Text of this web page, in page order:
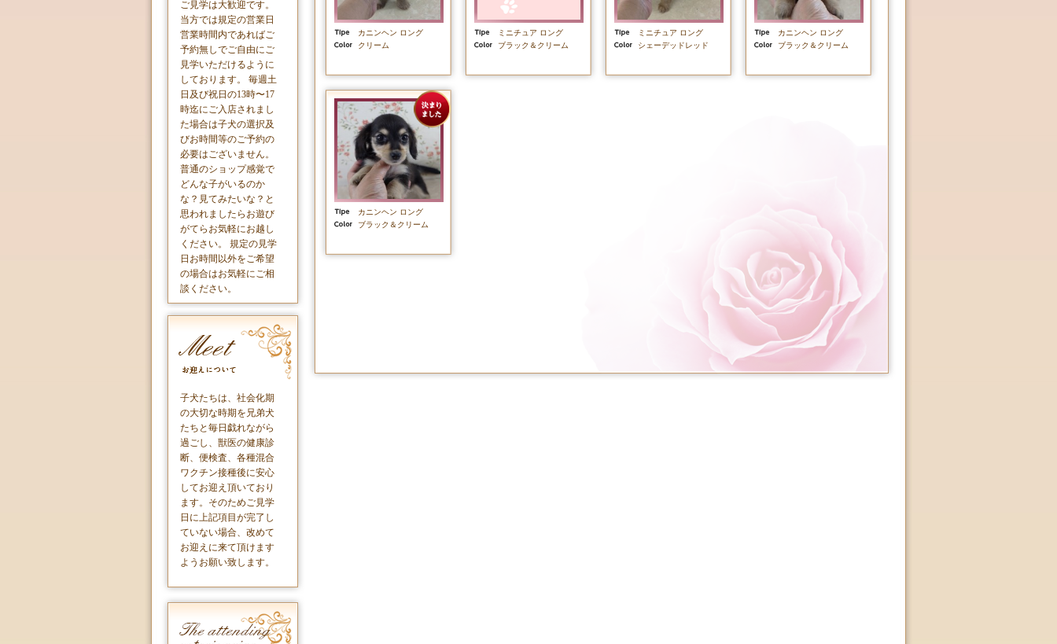
カニンヘン ロング
クリーム
ミニチュア ロング
ブラック＆クリーム
ミニチュア ロング
シェーデッドレッド
カニンヘン ロング
ブラック＆クリーム
カニンヘン ロング
ブラック＆クリーム
ご見学は大歓迎です。
当方では規定の営業日
営業時間内であればご
予約無しでご自由にご
見学いただけるように
しております。 毎週土
日及び祝日の13時〜17
時迄にご入店されまし
た場合は子犬の選択及
びお時間等のご予約の
必要はございません。
普通のショップ感覚で
どんな子がいるのか
な？見てみたいな？と
思われましたらお遊び
がてらお気軽にお越し
ください。 規定の見学
日お時間以外をご希望
の場合はお気軽にご相
談ください。
子犬たちは、社会化期
の大切な時期を兄弟犬
たちと毎日戯れながら
過ごし、獣医の健康診
断、便検査、各種混合
ワクチン接種後に安心
してお迎え頂いており
ます。そのためご見学
日に上記項目が完了し
ていない場合、改めて
お迎えに来て頂けます
ようお願い致します。